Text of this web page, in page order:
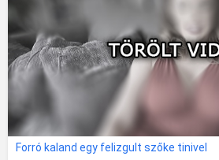
Forró kaland egy felizgult szőke tinivel